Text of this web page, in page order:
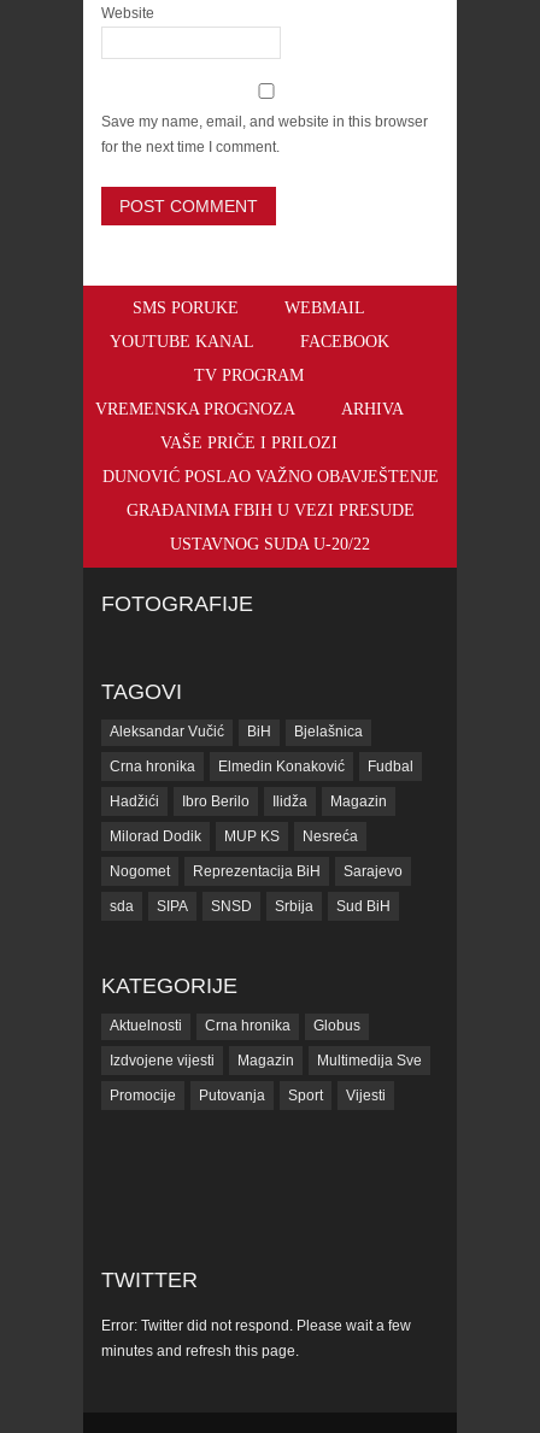
Website
Save my name, email, and website in this browser
for the next time I comment.
SMS PORUKE
WEBMAIL
YOUTUBE KANAL
FACEBOOK
TV PROGRAM
VREMENSKA PROGNOZA
ARHIVA
VAŠE PRIČE I PRILOZI
DUNOVIĆ POSLAO VAŽNO OBAVJEŠTENJE
GRAĐANIMA FBIH U VEZI PRESUDE
USTAVNOG SUDA U-20/22
FOTOGRAFIJE
TAGOVI
Aleksandar Vučić BiH Bjelašnica
Crna hronika Elmedin Konaković Fudbal
Hadžići Ibro Berilo Ilidža Magazin
Milorad Dodik MUP KS Nesreća
Nogomet Reprezentacija BiH Sarajevo
sda SIPA SNSD Srbija Sud BiH
Tužilaštvo KS ubistvo
KATEGORIJE
Aktuelnosti Crna hronika Globus
Izdvojene vijesti Magazin Multimedija Sve
Promocije Putovanja Sport Vijesti
TWITTER
Error: Twitter did not respond. Please wait a few
minutes and refresh this page.